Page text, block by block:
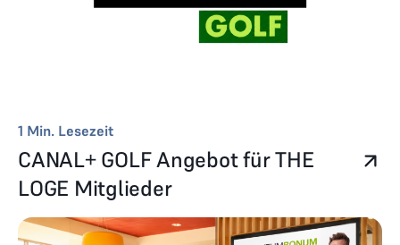
1 Min. Lesezeit
CANAL+ GOLF Angebot für THE
LOGE Mitglieder